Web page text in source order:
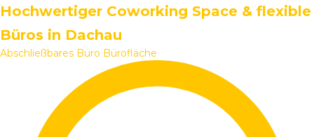
Hochwertiger Coworking Space & flexible
Büros in Dachau
Abschließbares Büro Bürofläche